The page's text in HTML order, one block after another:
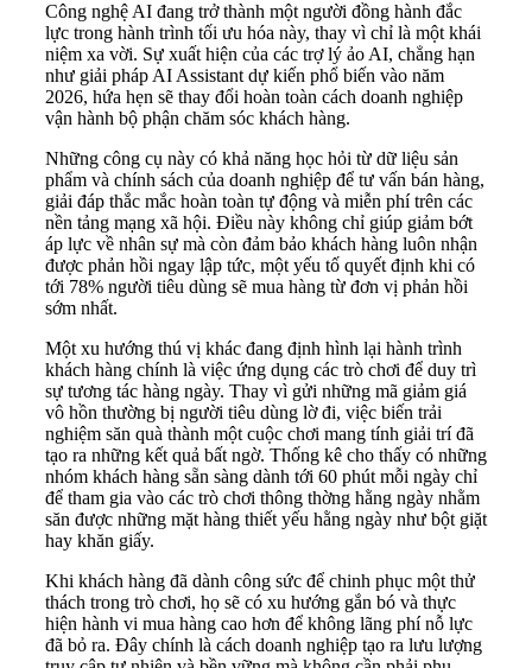
Công nghệ AI đang trở thành một người đồng hành đắc
lực trong hành trình tối ưu hóa này, thay vì chỉ là một khái
niệm xa vời. Sự xuất hiện của các trợ lý ảo AI, chẳng hạn
như giải pháp AI Assistant dự kiến phổ biến vào năm
2026, hứa hẹn sẽ thay đổi hoàn toàn cách doanh nghiệp
vận hành bộ phận chăm sóc khách hàng.
Những công cụ này có khả năng học hỏi từ dữ liệu sản
phẩm và chính sách của doanh nghiệp để tư vấn bán hàng,
giải đáp thắc mắc hoàn toàn tự động và miễn phí trên các
nền tảng mạng xã hội. Điều này không chỉ giúp giảm bớt
áp lực về nhân sự mà còn đảm bảo khách hàng luôn nhận
được phản hồi ngay lập tức, một yếu tố quyết định khi có
tới 78% người tiêu dùng sẽ mua hàng từ đơn vị phản hồi
sớm nhất.
Một xu hướng thú vị khác đang định hình lại hành trình
khách hàng chính là việc ứng dụng các trò chơi để duy trì
sự tương tác hàng ngày. Thay vì gửi những mã giảm giá
vô hồn thường bị người tiêu dùng lờ đi, việc biến trải
nghiệm săn quà thành một cuộc chơi mang tính giải trí đã
tạo ra những kết quả bất ngờ. Thống kê cho thấy có những
nhóm khách hàng sẵn sàng dành tới 60 phút mỗi ngày chỉ
để tham gia vào các trò chơi thông thờng hằng ngày nhằm
săn được những mặt hàng thiết yếu hằng ngày như bột giặt
hay khăn giấy.
Khi khách hàng đã dành công sức để chinh phục một thử
thách trong trò chơi, họ sẽ có xu hướng gắn bó và thực
hiện hành vi mua hàng cao hơn để không lãng phí nỗ lực
đã bỏ ra. Đây chính là cách doanh nghiệp tạo ra lưu lượng